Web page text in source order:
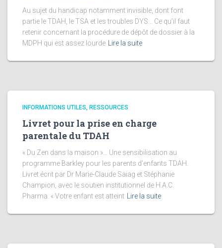
Au sujet du handicap notamment invisible, dont font
partie le TDAH, le TSA et les troubles DYS… Ce qu’il faut
retenir concernant la procédure de dépôt de dossier à la
MDPH qui est assez lourde
Lire la suite
INFORMATIONS UTILES, RESSOURCES
Livret pour la prise en charge
parentale du TDAH
« Du Zen dans la maison »… Une sensibilisation au
programme Barkley pour les parents d’enfants TDAH.
Livret écrit par Dr Marie-Claude Saiag et Stéphanie
Champion, avec le soutien institutionnel de H.A.C.
Pharma. « Votre enfant est atteint
Lire la suite